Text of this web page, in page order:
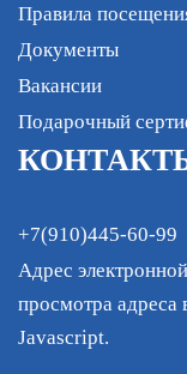
Правила
Документы
Вакансии
Подарочный
+7(910)445-60-99
Адрес
просмотра адреса
Javascript.